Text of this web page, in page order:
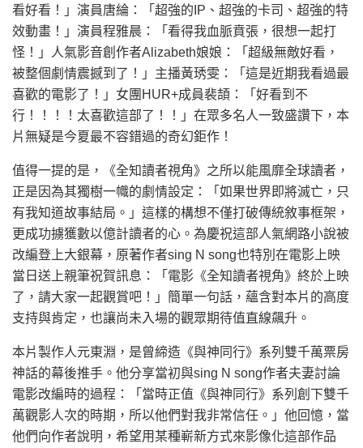
看好看！」演員唐綸：「超強的IP、超強的卡司、超強的特
效動畫！」演員程雅晨：「看得我血脈賁張，很想一起打
怪！」人氣影音創作者Alizabeth娘娘：「超級無敵好看，
被整個劇情震撼到了！」主播黃琇雯：「這是近期我看過最
喜歡的電影了！」女團HUR+成員裴頡：「好看到不
行！！！！太喜歡這部了！！」在眾多名人一致盛讚下，本
片無疑是今夏最不容錯過的奇幻鉅作！
值得一提的是，《全知讀者視角》之所以能風靡全球讀者，
正是因為其獨樹一幟的劇情設定：「如果世界即將滅亡，只
有我知道故事結局。」這樣的構想不僅打破傳統敘事框架，
更成功擄獲數以億計讀者的心。為慶祝這部人氣網路小說被
改編登上大銀幕，原著作者sing N song也特別在電影上映
當日送上親筆祝賀訊息：「電影《全知讀者視角》終於上映
了，請大家一起觀賞吧！」簡單一句話，蘊含對本片的高度
支持與肯定，也讓尚未入場的觀眾期待值直線飆升。
本片製作人元東淵，是曾締造《與神同行》系列雙千萬票房
神話的幕後推手。他分享當初與sing N song作者夫妻討論
電影改編時的過程：「當時正值《與神同行》系列創下雙千
萬觀影人次的時期，所以他們對我非常信任。」他回憶，當
他們向作者說明，希望用某種嶄新方式來影像化這部作品